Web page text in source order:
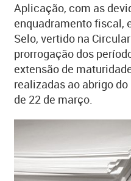
Aplicação, com as
enquadramento fiscal,
Selo, vertido na
prorrogação dos
extensão de
realizadas ao abrigo
de 22 de março.